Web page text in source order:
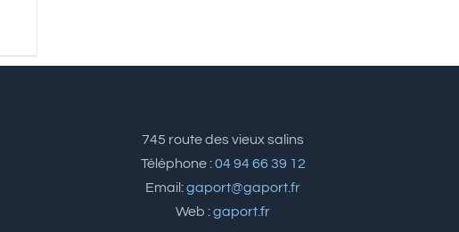
745 route des vieux salins
Téléphone :04 94 66 39 12
Email:gaport@gaport.fr
Web :gaport.fr